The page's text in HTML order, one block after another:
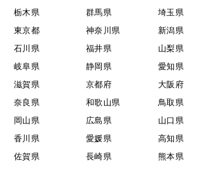
栃木県
群馬県 埼玉県
東京都
神奈川県 新潟県
石川県
福井県 山梨県
岐阜県
静岡県 愛知県
滋賀県
京都府 大阪府
奈良県
和歌山県 鳥取県
岡山県
広島県 山口県
香川県
愛媛県 高知県
佐賀県
長崎県 熊本県